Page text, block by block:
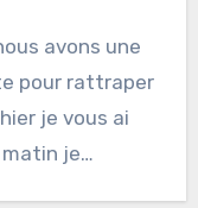
avons une
pour rattraper
je vous ai
je…